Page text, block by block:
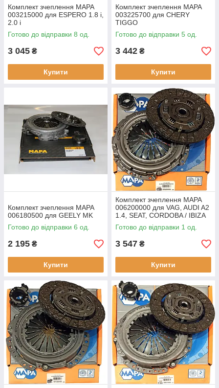
Комплект зчеплення MAPA
003215000 для ESPERO 1.8 i,
2.0 i
Готово до відправки 8 од.
3 045 ₴
Купити
Комплект зчеплення MAPA
003225700 для CHERY
TIGGO
Готово до відправки 5 од.
3 442 ₴
Купити
Комплект зчеплення MAPA
006180500 для GEELY MK
Готово до відправки 6 од.
2 195 ₴
Купити
Комплект зчеплення MAPA
006200000 для VAG, AUDI A2
1.4, SEAT, CORDOBA / IBIZA
1.4 16V, ROOMSTER 1.4,
YETI 2.0 TDI, SKODA FABIA
Готово до відправки 1 од.
3 547 ₴
Купити